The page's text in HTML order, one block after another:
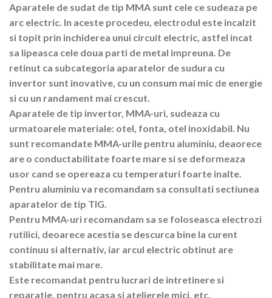
Aparatele de sudat de tip MMA sunt cele ce sudeaza pe
arc electric. In aceste procedeu, electrodul este incalzit
si topit prin inchiderea unui circuit electric, astfel incat
sa lipeasca cele doua parti de metal impreuna. De
retinut ca subcategoria aparatelor de sudura cu
invertor sunt inovative, cu un consum mai mic de energie
si cu un randament mai crescut.
Aparatele de tip invertor, MMA-uri, sudeaza cu
urmatoarele materiale: otel, fonta, otel inoxidabil. Nu
sunt recomandate MMA-urile pentru aluminiu, deaorece
are o conductabilitate foarte mare si se deformeaza
usor cand se opereaza cu temperaturi foarte inalte.
Pentru aluminiu va recomandam sa consultati sectiunea
aparatelor de tip TIG.
Pentru MMA-uri recomandam sa se foloseasca electrozi
rutilici, deoarece acestia se descurca bine la curent
continuu si alternativ, iar arcul electric obtinut are
stabilitate mai mare.
Este recomandat pentru lucrari de intretinere si
reparatie, pentru acasa si atelierele mici, etc.